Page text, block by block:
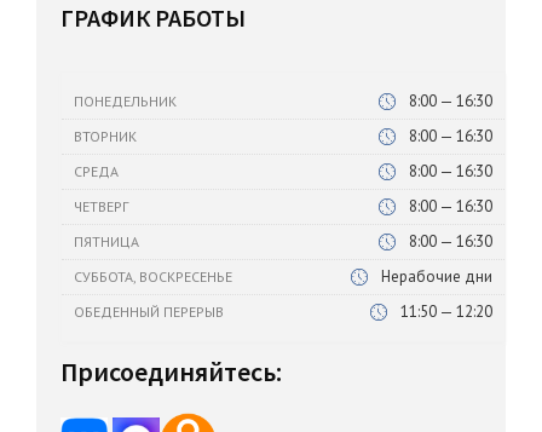
ГРАФИК РАБОТЫ
ПОНЕДЕЛЬНИК 8:00 — 16:30
ВТОРНИК 8:00 — 16:30
СРЕДА 8:00 — 16:30
ЧЕТВЕРГ 8:00 — 16:30
ПЯТНИЦА 8:00 — 16:30
СУББОТА, ВОСКРЕСЕНЬЕ Нерабочие дни
ОБЕДЕННЫЙ ПЕРЕРЫВ 11:50 — 12:20
Присоединяйтесь: